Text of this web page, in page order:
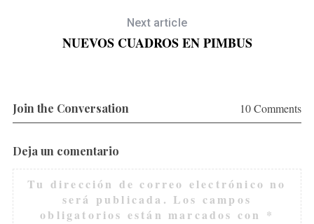
Next article
NUEVOS CUADROS EN PIMBUS
Join the Conversation 10 Comments
Deja un comentario
Tu dirección de correo electrónico no
será publicada. Los campos
obligatorios están marcados con *